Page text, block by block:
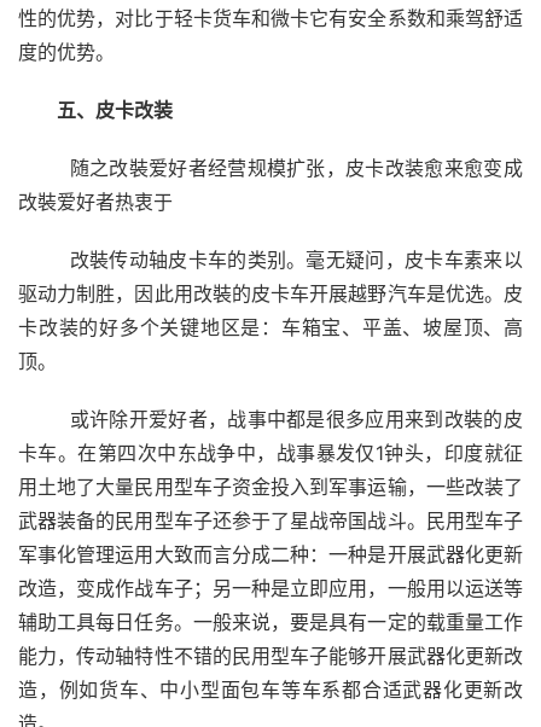
性的优势，对比于轻卡货车和微卡它有安全系数和乘驾舒适
度的优势。
五、皮卡改装
改裝爱好者热衷于
驱动力制胜，因此用改裝的皮卡车开展越野汽车是优选。皮
卡改装的好多个关键地区是：车箱宝、平盖、坡屋顶、高
顶。
卡车。在第四次中东战争中，战事暴发仅1钟头，印度就征
用土地了大量民用型车子资金投入到军事运输，一些改装了
武器装备的民用型车子还参于了星战帝国战斗。民用型车子
军事化管理运用大致而言分成二种：一种是开展武器化更新
改造，变成作战车子；另一种是立即应用，一般用以运送等
辅助工具每日任务。一般来说，要是具有一定的载重量工作
能力，传动轴特性不错的民用型车子能够开展武器化更新改
造，例如货车、中小型面包车等车系都合适武器化更新改